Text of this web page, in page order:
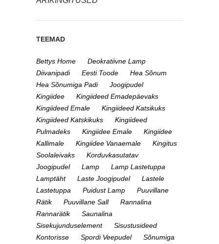
TEEMAD
Bettys Home
Deokratiivne Lamp
Diivanipadi
Eesti Toode
Hea Sõnum
Hea Sõnumiga Padi
Joogipudel
Kingiidee
Kingiideed Emadepäevaks
Kingiideed Emale
Kingiideed Katsikuks
Kingiideed Katskikuks
Kingiideed
Pulmadeks
Kingiidee Emale
Kingiidee
Kallimale
Kingiidee Vanaemale
Kingitus
Soolaleivaks
Korduvkasutatav
Joogipudel
Lamp
Lamp Lastetuppa
Lamptäht
Laste Joogipudel
Lastele
Lastetuppa
Puidust Lamp
Puuvillane
Rätik
Puuvillane Sall
Rannalina
Rannarätik
Saunalina
Sisekujunduselement
Sisustusideed
Kontorisse
Spordi Veepudel
Sõnumiga